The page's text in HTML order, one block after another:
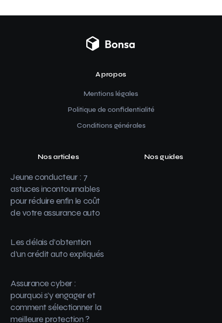
A propos
Mentions légales
Politique de confidentialité
Conditions générales
Nos articles
Jeune conducteur : 7
astuces incontournables
pour réduire enfin le coût
de votre assurance auto
Les délais d’obtention
d’un crédit auto expliqués
Assurance cyber :
pourquoi s’y engager et
comment sélectionner la
meilleure protection ?
Nos guides